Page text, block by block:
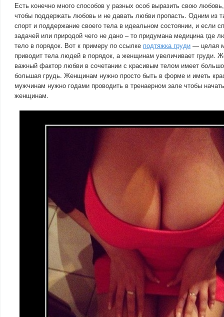
Есть конечно много способов у разных особ выразить свою
чтобы поддержать любовь и не давать любви пропасть. Одним из
спорт и поддержание своего тела в идеальном состоянии, и если
задачей или природой чего не дано – то придумана медицина где
тело в порядок. Вот к примеру по ссылке подтяжка груди — целая
приводит тела людей в порядок, а женщинам увеличивает груди.
важный фактор любви в сочетании с красивым телом имеет
большая грудь. Женщинам нужно просто быть в форме и иметь
мужчинам нужно годами проводить в тренаерном зале чтобы
женщинам.